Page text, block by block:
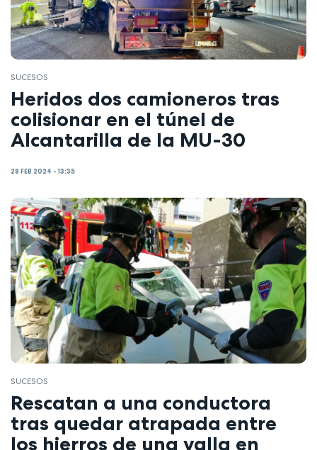
SUCESOS
Heridos dos camioneros tras
colisionar en el túnel de
Alcantarilla de la MU-30
28 FEB 2024 - 13:35
SUCESOS
Rescatan a una conductora
tras quedar atrapada entre
los hierros de una valla en